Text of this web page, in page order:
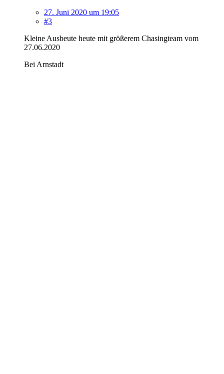
27. Juni 2020 um 19:05
#3
Kleine Ausbeute heute mit größerem Chasingteam vom
27.06.2020
Bei Arnstadt